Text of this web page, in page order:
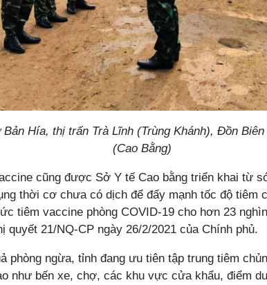
Hía, thị trấn Trà Lĩnh (Trùng Khánh), Đồn
(Cao Bằng)
cũng được Sở Y tế Cao bằng triển khai từ
thời cơ chưa có dịch để đẩy mạnh tốc độ tiêm
tiêm vaccine phòng COVID-19 cho hơn 23
quyết 21/NQ-CP ngày 26/2/2021 của Chính phủ.
phòng ngừa, tỉnh đang ưu tiên tập trung tiêm
như bến xe, chợ, các khu vực cửa khẩu, điểm